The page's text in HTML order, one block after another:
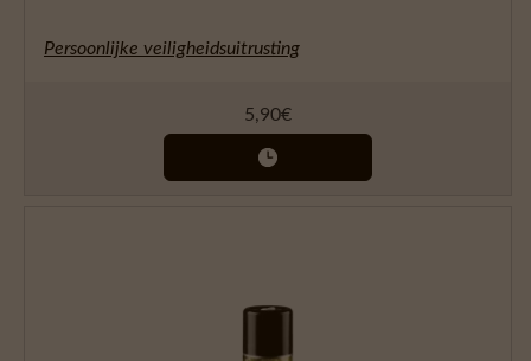
Persoonlijke veiligheidsuitrusting
5,90€